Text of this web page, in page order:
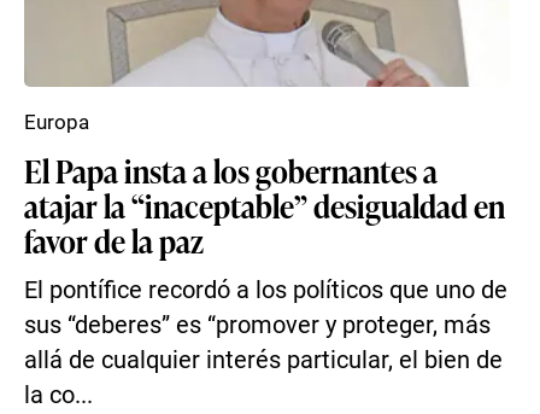
El Papa insta a los gobernantes a
atajar la “inaceptable” desigualdad en
favor de la paz
El pontífice recordó a los políticos que uno de
sus “deberes” es “promover y proteger, más
allá de cualquier interés particular, el bien de
la co...
Europa